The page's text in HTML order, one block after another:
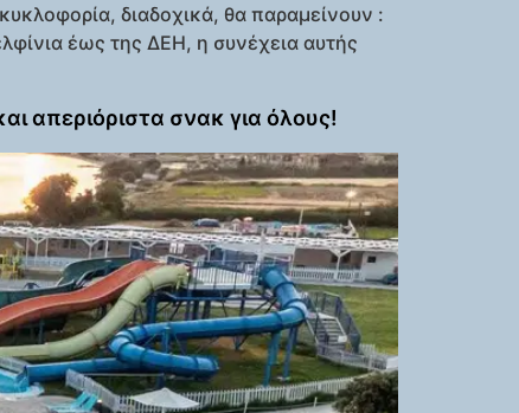
διαδοχικά, θα παραμείνουν :
έως της ΔΕΗ, η συνέχεια αυτής
απεριόριστα σνακ για όλους!